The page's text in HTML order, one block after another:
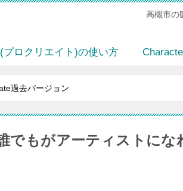
高槻市の
プロクリエイト)の使い方
過去バージョン
でもがアーティストにな